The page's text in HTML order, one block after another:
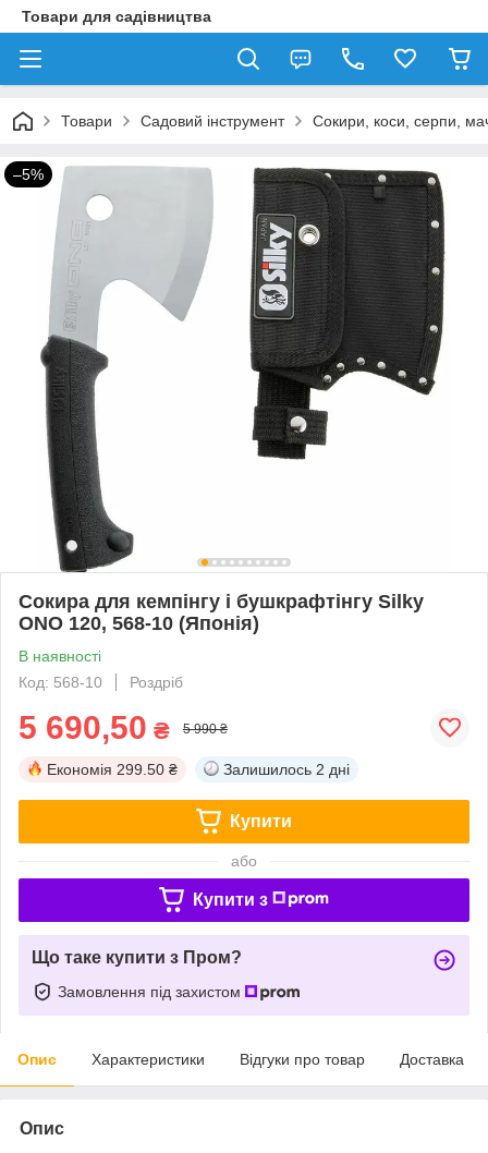
Товари для садівництва
Товари Садовий інструмент Сокири, коси, серпи,
–5%
Сокира для кемпінгу і бушкрафтінгу Silky
ONO 120, 568-10 (Японія)
В наявності
Код: 568-10
Роздріб
5 690,50 ₴ 5 990 ₴
Економія 299.50 ₴ Залишилось 2 дні
Купити
або
Купити з
Що таке купити з Пром?
Замовлення під захистом
Опис Характеристики Відгуки про товар Доставка
Опис